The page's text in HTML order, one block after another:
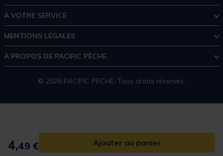
4,49 € Ajouter au panier
À VOTRE SERVICE
MENTIONS LÉGALES
À PROPOS DE PACIFIC PÊCHE
© 2026 PACIFIC PECHE. Tous droits réservés.